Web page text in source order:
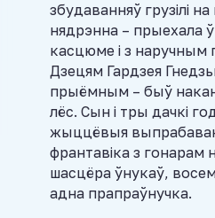
збудаванняў грузілі
нядрэнна – прыехала
касцюме і з наручным
Дзецям Гардзея
прыёмным – быў
лёс. Сын і тры дачкі
жыццёвыя
франтавіка з гонарам
шасцёра ўнукаў,
адна прапраўнучка.